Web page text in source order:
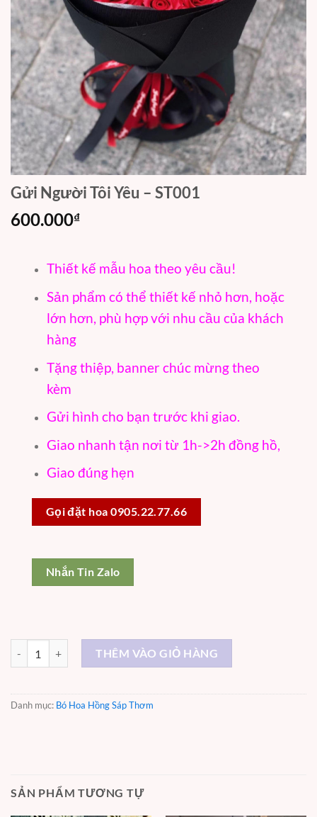
Gửi Người Tôi Yêu – ST001
600.000₫
Thiết kế mẫu hoa theo yêu cầu!
Sản phẩm có thể thiết kế nhỏ hơn, hoặc
lớn hơn, phù hợp với nhu cầu của khách
hàng
Tặng thiệp, banner chúc mừng theo
kèm
Gửi hình cho bạn trước khi giao.
Giao nhanh tận nơi từ 1h->2h đồng hồ,
Giao đúng hẹn
Gọi đặt hoa 0905.22.77.66
Nhắn Tin Zalo
Gửi Người Tôi Yêu - ST001 số lượng
THÊM VÀO GIỎ HÀNG
Danh mục: Bó Hoa Hồng Sáp Thơm
SẢN PHẨM TƯƠNG TỰ